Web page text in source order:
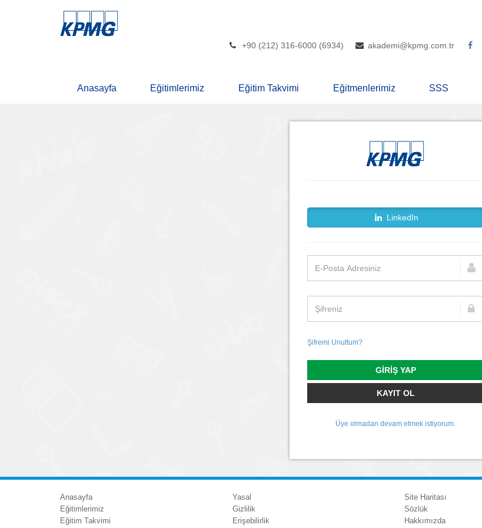
+90 (212) 316-6000 (6934) akademi@kpmg.com.tr
Anasayfa Eğitimlerimiz Eğitim Takvimi Eğitmenlerimiz SSS
LinkedIn
Şifremi Unuttum?
GIRIŞ YAP
KAYIT OL
Üye olmadan devam etmek istiyorum.
Anasayfa
Eğitimlerimiz
Eğitim Takvimi
Yasal
Gizlilik
Erişebilirlik
Site Haritası
Sözlük
Hakkımızda